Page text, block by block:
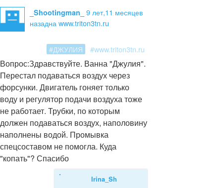
_Shootingman_ 9 лет,11 месяцев
назадна www.triton3tn.ru
#ДЖУЛИЯ #www.triton3tn.ru
Вопрос:Здравствуйте. Ванна "Джулия".
Перестал подаваться воздух через
форсунки. Двигатель гоняет только
воду и регулятор подачи воздуха тоже
не работает. Трубки, по которым
должен подаваться воздух, наполовину
наполнены водой. Промывка
спецсоставом не помогла. Куда
"копать"? Спасибо
Irina_Sh